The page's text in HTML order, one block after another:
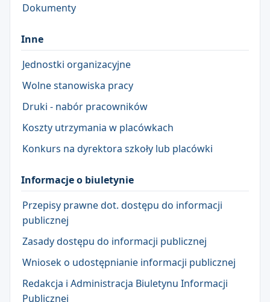
Dokumenty
Inne
Jednostki organizacyjne
Wolne stanowiska pracy
Druki - nabór pracowników
Koszty utrzymania w placówkach
Konkurs na dyrektora szkoły lub placówki
Informacje o biuletynie
Przepisy prawne dot. dostępu do informacji
publicznej
Zasady dostępu do informacji publicznej
Wniosek o udostępnianie informacji publicznej
Redakcja i Administracja Biuletynu Informacji
Publicznej